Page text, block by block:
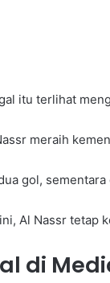
itu terlihat
meraih
gol,
Al Nassr tetap
di